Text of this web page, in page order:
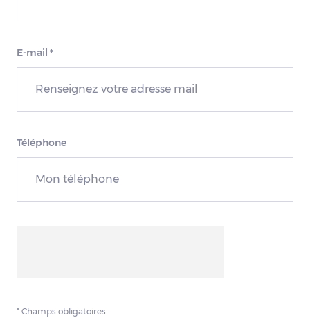
E-mail *
Téléphone
* Champs obligatoires